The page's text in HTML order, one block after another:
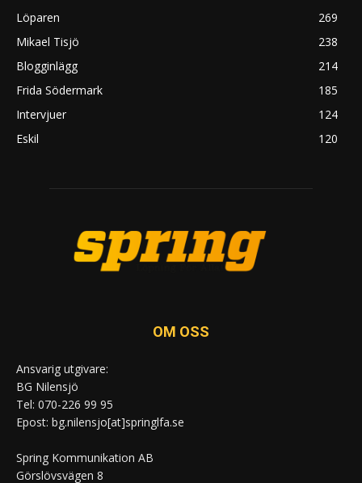
Löparen
269
Mikael Tisjö
238
Blogginlägg
214
Frida Södermark
185
Intervjuer
124
Eskil
120
OM OSS
Ansvarig utgivare:
BG Nilensjö
Tel: 070-226 99 95
Epost: bg.nilensjo[at]springlfa.se
Spring Kommunikation AB
Görslövsvägen 8